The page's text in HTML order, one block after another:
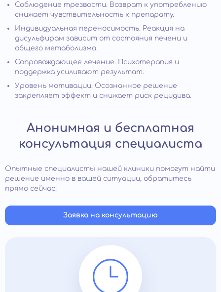
Соблюдение трезвости. Возврат к употреблению
снижает чувствительность к препарату.
Индивидуальная переносимость. Реакция на
дисульфирам зависит от состояния печени и
общего метаболизма.
Сопровождающее лечение. Психотерапия и
поддержка усиливают результат.
Уровень мотивации. Осознанное решение
закрепляет эффект и снижает риск рецидива.
Анонимная и бесплатная
консультация специалиста
Опытные специалисты нашей клиники помогут найти
решение именно в вашей ситуации, обратитесь
прямо сейчас!
Заявка на консультацию